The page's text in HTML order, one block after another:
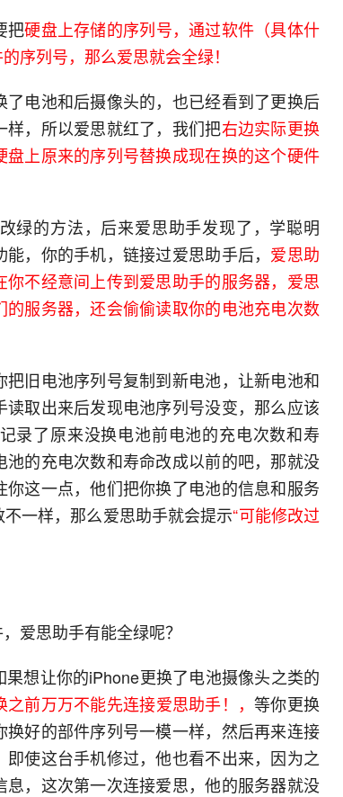
把硬盘上存储的序列号，通过软件（具体什
序列号，那么爱思就会全绿！
电池和后摄像头的，也已经看到了更换后
，所以爱思就红了，我们把右边实际更换
上原来的序列号替换成现在换的这个硬件
绿的方法，后来爱思助手发现了，学聪明
，你的手机，链接过爱思助手后， 爱思助
不经意间上传到爱思助手的服务器，爱思
服务器，还会偷偷读取你的电池充电次数
旧电池序列号复制到新电池，让新电池和
取出来后发现电池序列号没变，那么应该
录了原来没换电池前电池的充电次数和寿
的充电次数和寿命改成以前的吧，那就没
这一点，他们把你换了电池的信息和服务
一样，那么爱思助手就会提示“可能修改过
爱思助手有能全绿呢？
想让你的iPhone更换了电池摄像头之类的
之前万万不能先连接爱思助手！，等你更换
好的部件序列号一模一样，然后再来连接
使这台手机修过，他也看不出来，因为之
，这次第一次连接爱思，他的服务器就没